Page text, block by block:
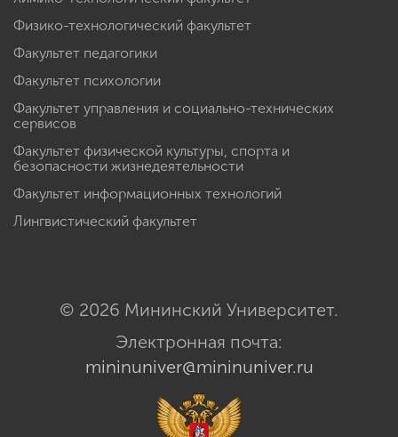
Физико-технологический факультет
Факультет педагогики
Факультет психологии
Факультет управления и социально-технических
сервисов
Факультет физической культуры, спорта и
безопасности жизнедеятельности
Факультет информационных технологий
Лингвистический факультет
© 2026 Мининский Университет.
Электронная почта:
mininuniver@mininuniver.ru